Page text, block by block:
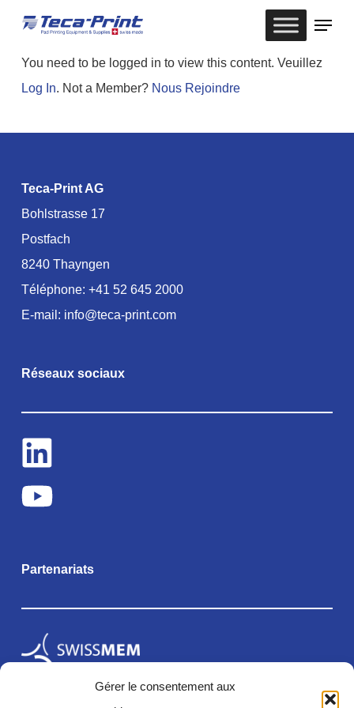
Gérer le consentement aux
main
content
Menu
You need to be logged in to view this content. Veuillez
Log In. Not a Member? Nous Rejoindre
Teca-Print AG
Bohlstrasse 17
Postfach
8240 Thayngen
Téléphone: +41 52 645 2000
E-mail: info@teca-print.com
Réseaux sociaux
Partenariats